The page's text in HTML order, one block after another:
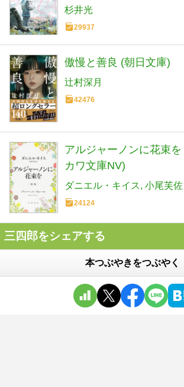
杉井光
29937
傲慢と善良 (朝日文庫)
辻村深月
42476
アルジャーノンに花束
カワ文庫NV)
ダニエル・キイス 小尾芙佐
24124
三四郎をシェアする
本つぶやきをつぶやく